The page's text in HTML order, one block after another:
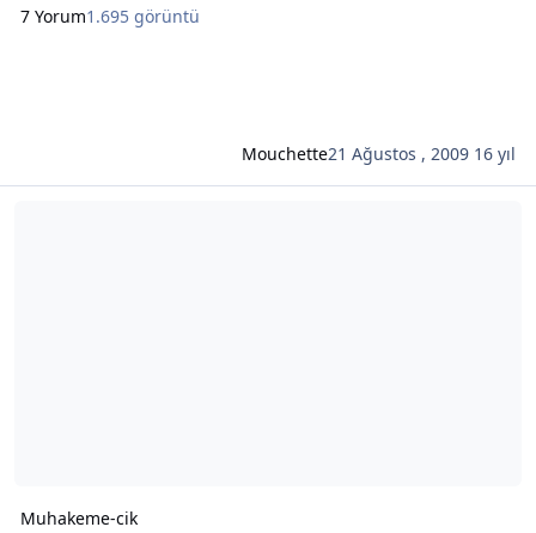
7 Yorum1.695 görüntü
Mouchette21 Ağustos , 2009 16 yıl
Muhakeme-cik